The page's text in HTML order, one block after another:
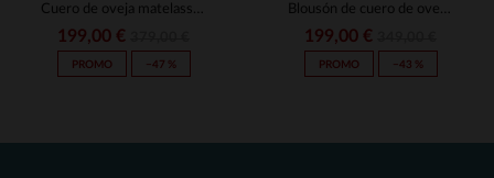
Cuero de oveja matelassée, tono café. Estilo biker y diseño invernal.
199,00 €
PROMO −47 %
Blousón de cuero de oveja en marrón rojizo, cálido y resistente.
199,00 €
PROMO −43 %